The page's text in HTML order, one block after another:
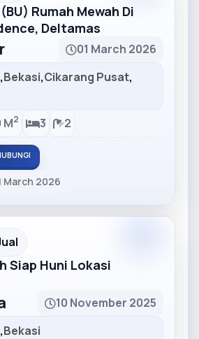
Rumah Mewah Di
Deltamas
01 March 2026
,Bekasi,Cikarang Pusat,
M2 3 2
March 2026
Siap Huni Lokasi
10 November 2025
,Bekasi